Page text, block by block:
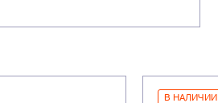
В НАЛИЧИИ